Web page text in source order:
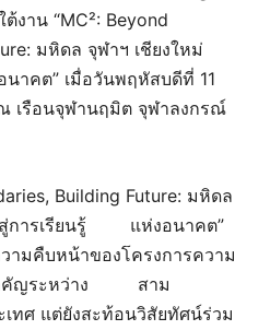
งาน “MC²: Beyond
มหิดล จุฬาฯ เชียงใหม่
นาคต” เมื่อวันพฤหัสบดีที่ 11
เรือนจุฬานฤมิต จุฬาลงกรณ์
Building Future: มหิดล
สู่การเรียนรู้ แห่งอนาคต”
ามคืบหน้าของโครงการความ
ำคัญระหว่าง สาม
ทศ แต่ยังสะท้อนวิสัยทัศน์ร่วม